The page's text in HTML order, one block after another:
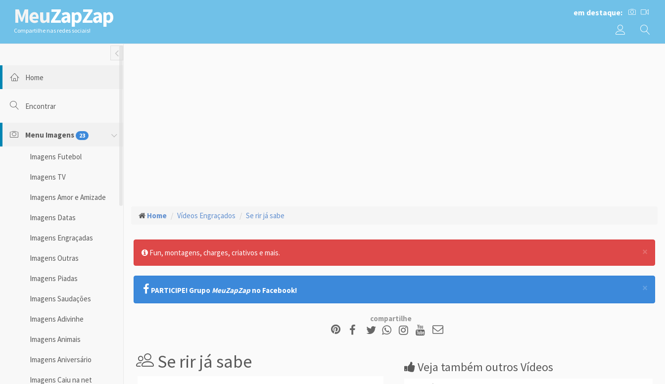
MeuZapZap
Compartilhe nas redes sociais!
em destaque:
Toggle Fullwidth
Home
Encontrar
Menu Imagens 23
Imagens Futebol
Imagens TV
Imagens Amor e Amizade
Imagens Datas
Imagens Engraçadas
Imagens Outras
Imagens Piadas
Imagens Saudações
Imagens Adivinhe
Imagens Animais
Imagens Aniversário
Imagens Caiu na net
Home Vídeos Engraçados Se rir já sabe
×
Fun, montagens, charges, criativos e mais.
×
PARTICIPE! Grupo MeuZapZap no Facebook!
compartilhe
Se rir já sabe Veja também outros Vídeos